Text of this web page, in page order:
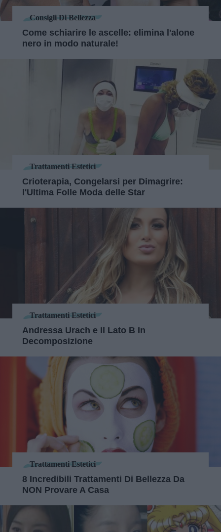
Consigli Di Bellezza
Come schiarire le ascelle: elimina l'alone
nero in modo naturale!
Trattamenti Estetici
Crioterapia, Congelarsi per Dimagrire:
l'Ultima Folle Moda delle Star
Trattamenti Estetici
Andressa Urach e Il Lato B In
Decomposizione
Trattamenti Estetici
8 Incredibili Trattamenti Di Bellezza Da
NON Provare A Casa